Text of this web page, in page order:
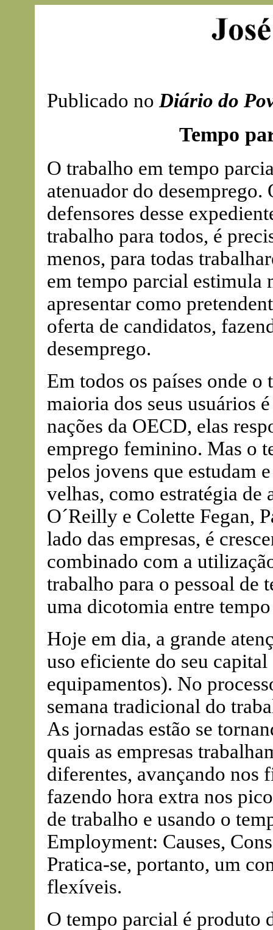
Publicado no Diário do
Tempo
O trabalho em tempo
atenuador do
defensores desse
trabalho para todos, é
menos, para todas
em tempo parcial estimula
apresentar como
oferta de candidatos,
desemprego.
Em todos os países onde
maioria dos seus usuários
nações da OECD, elas
emprego feminino. Mas o
pelos jovens que estudam
velhas, como estratégia de
O´Reilly e Colette Fegan,
lado das empresas, é
combinado com a
trabalho para o pessoal de
uma dicotomia entre
Hoje em dia, a grande
uso eficiente do seu
equipamentos). No
semana tradicional do
As jornadas estão se
quais as empresas
diferentes, avançando nos
fazendo hora extra nos
de trabalho e usando o
Employment: Causes,
Pratica-se, portanto, um
flexíveis.
O tempo parcial é produto